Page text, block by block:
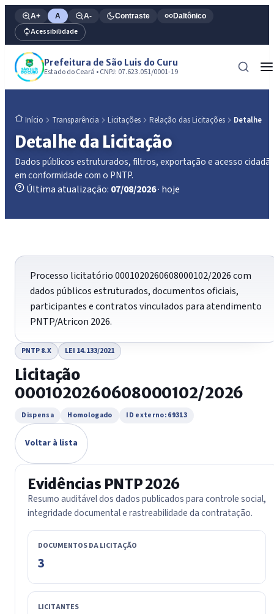
A+ A A- Contraste Daltônico
Acessibilidade
Prefeitura de São Luis do Curu
Estado do Ceará • CNPJ: 07.623.051/0001-19
Início Transparência Licitações Relação das Licitações Detalhe
Detalhe da Licitação
Dados públicos estruturados, filtros, exportação e acesso
em conformidade com o PNTP.
Última atualização: 07/08/2026· hoje
Processo licitatório 0001020260608000102/2026 com
dados públicos estruturados, documentos oficiais,
participantes e contratos vinculados para atendimento
PNTP/Atricon 2026.
PNTP 8.X LEI 14.133/2021
Licitação
0001020260608000102/2026
Dispensa Homologado ID externo: 69313
Voltar à lista
Evidências PNTP 2026
Resumo auditável dos dados publicados para controle social,
integridade documental e rastreabilidade da contratação.
DOCUMENTOS DA LICITAÇÃO
3
LICITANTES